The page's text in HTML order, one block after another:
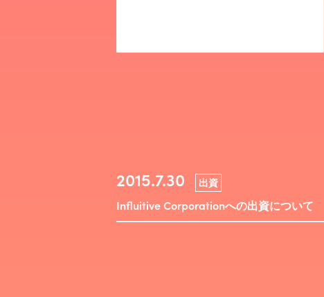
2015.7.30 出資
Influitive Corporationへの出資について